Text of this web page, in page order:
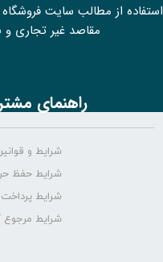
استفاده از مطالب سايت
مقاصد غیر تجاری و
راهنمای
شرایط و
شرایط حفظ
شرایط پرداخت
شرایط مرجوع